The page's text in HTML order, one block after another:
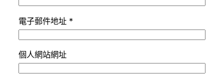
電子郵件地址 *
個人網站網址